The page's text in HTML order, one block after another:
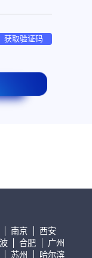
获取验证码
南京
西安
合肥
广州
苏州 哈尔滨